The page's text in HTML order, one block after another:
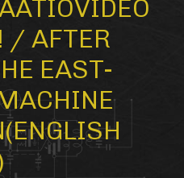
/ AFTER
EAST-